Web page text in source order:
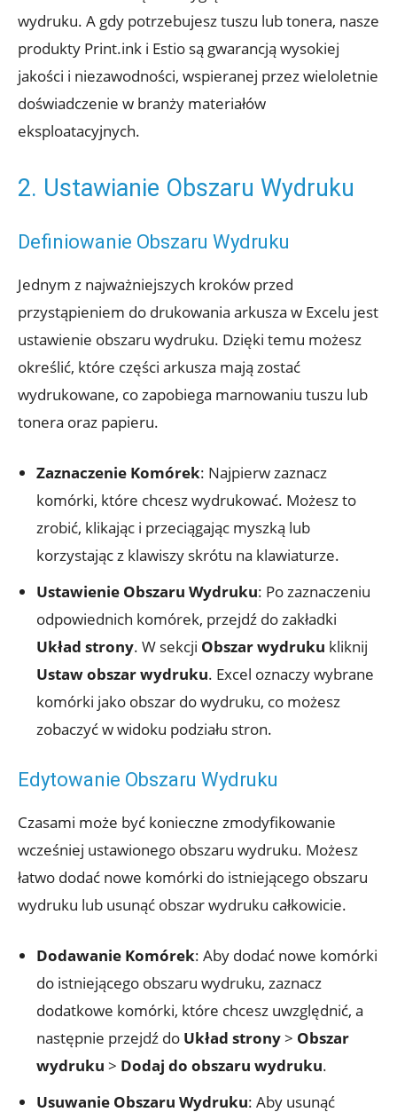
wydruku. A gdy potrzebujesz tuszu lub tonera, nasze
produkty Print.ink i Estio są gwarancją wysokiej
jakości i niezawodności, wspieranej przez wieloletnie
doświadczenie w branży materiałów
eksploatacyjnych.
2. Ustawianie Obszaru Wydruku
Definiowanie Obszaru Wydruku
Jednym z najważniejszych kroków przed
przystąpieniem do drukowania arkusza w Excelu jest
ustawienie obszaru wydruku. Dzięki temu możesz
określić, które części arkusza mają zostać
wydrukowane, co zapobiega marnowaniu tuszu lub
tonera oraz papieru.
Zaznaczenie Komórek: Najpierw zaznacz
komórki, które chcesz wydrukować. Możesz to
zrobić, klikając i przeciągając myszką lub
korzystając z klawiszy skrótu na klawiaturze.
Ustawienie Obszaru Wydruku: Po zaznaczeniu
odpowiednich komórek, przejdź do zakładki
Układ strony. W sekcji Obszar wydruku kliknij
Ustaw obszar wydruku. Excel oznaczy wybrane
komórki jako obszar do wydruku, co możesz
zobaczyć w widoku podziału stron.
Edytowanie Obszaru Wydruku
Czasami może być konieczne zmodyfikowanie
wcześniej ustawionego obszaru wydruku. Możesz
łatwo dodać nowe komórki do istniejącego obszaru
wydruku lub usunąć obszar wydruku całkowicie.
Dodawanie Komórek: Aby dodać nowe komórki
do istniejącego obszaru wydruku, zaznacz
dodatkowe komórki, które chcesz uwzględnić, a
następnie przejdź do Układ strony> Obszar
wydruku > Dodaj do obszaru wydruku.
Usuwanie Obszaru Wydruku: Aby usunąć